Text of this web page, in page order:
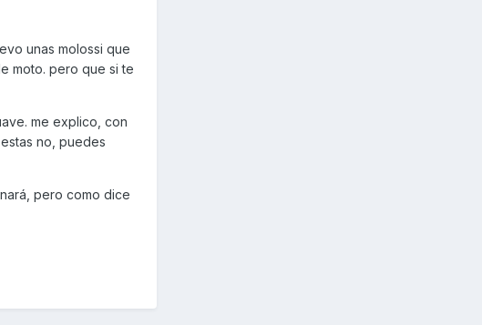
unas molossi que
moto. pero que si te
me explico, con
no, puedes
pero como dice